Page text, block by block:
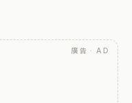
廣告 · AD